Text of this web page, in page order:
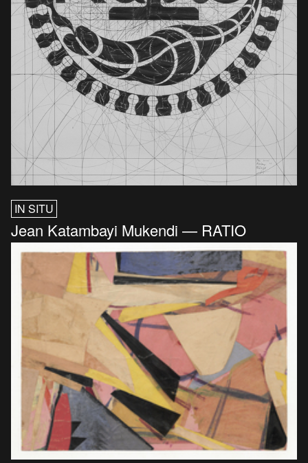
IN SITU
Jean Katambayi Mukendi — RATIO